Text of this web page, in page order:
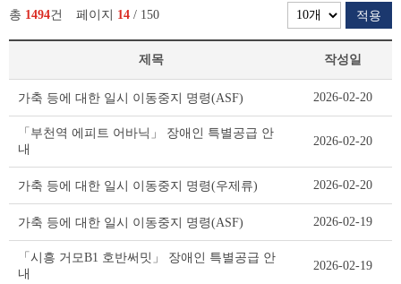
총 1494건 페이지 14 / 150 적용
고
스
제목 작성일
가축 등에 대한 일시 이동중지 명령(ASF) 2026-02-20
「부천역 에피트 어바닉」 장애인 특별공급 안
내
2026-02-20
가축 등에 대한 일시 이동중지 명령(우제류) 2026-02-20
가축 등에 대한 일시 이동중지 명령(ASF) 2026-02-19
「시흥 거모B1 호반써밋」 장애인 특별공급 안
내
2026-02-19